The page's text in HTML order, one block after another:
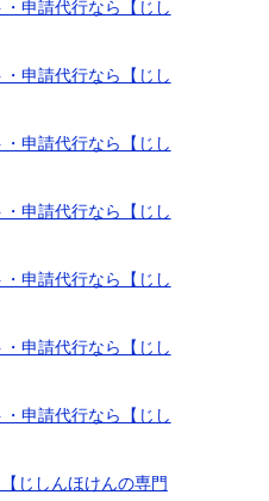
申請代行なら【じし
申請代行なら【じし
申請代行なら【じし
申請代行なら【じし
申請代行なら【じし
申請代行なら【じし
申請代行なら【じし
じしんほけんの専門